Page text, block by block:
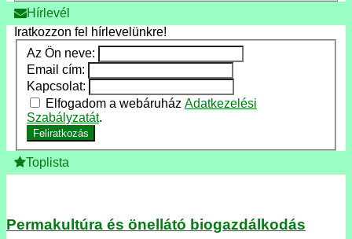
Hírlevél
Iratkozzon fel hírlevelünkre!
Az Ön neve:
Email cím:
Kapcsolat:
Elfogadom a webáruház Adatkezelési
Szabályzatát.
Feliratkozás
Toplista
Permakultúra és önellátó biogazdálkodás